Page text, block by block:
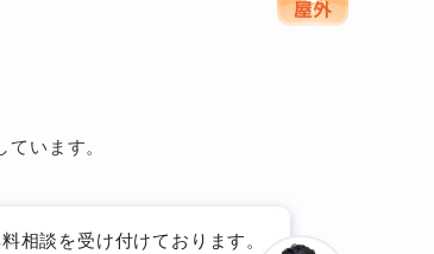
います。
相談を受け付けております。